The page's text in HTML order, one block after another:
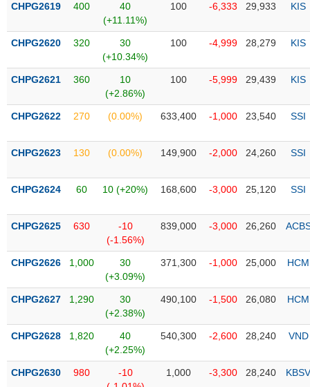
Tin
sự
Tài
Tâm
thị
trường
CHPG2619 400
40
(+11.11%)
100 -6,333 29,933 KIS
CHPG2620 320
30
(+10.34%)
100 -4,999 28,279 KIS
CHPG2621 360
10
(+2.86%)
100 -5,999 29,439 KIS
CHPG2622 270 (0.00%) 633,400 -1,000 23,540 SSI
CHPG2623 130 (0.00%) 149,900 -2,000 24,260 SSI
CHPG2624 60 10 (+20%) 168,600 -3,000 25,120 SSI
CHPG2625 630
-10
(-1.56%)
839,000 -3,000 26,260
CHPG2626 1,000
30
(+3.09%)
371,300 -1,000 25,000 HCM
CHPG2627 1,290
30
(+2.38%)
490,100 -1,500 26,080 HCM
CHPG2628 1,820
40
(+2.25%)
540,300 -2,600 28,240 VND
CHPG2630 980
-10
1,000 -3,300 28,240 KBSV
CÔNG
DÙNG
THIẾT
YẾU
TIÊU
THIẾT
YẾU
CHĂM